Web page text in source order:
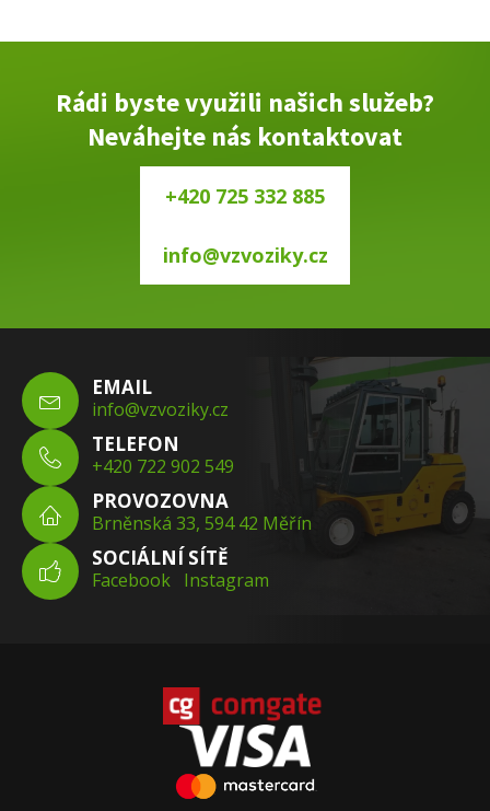
Rádi byste využili našich služeb?
Neváhejte nás kontaktovat
+420 725 332 885
info@vzvoziky.cz
EMAIL
info@vzvoziky.cz
TELEFON
+420 722 902 549
PROVOZOVNA
Brněnská 33, 594 42 Měřín
SOCIÁLNÍ SÍTĚ
Facebook Instagram